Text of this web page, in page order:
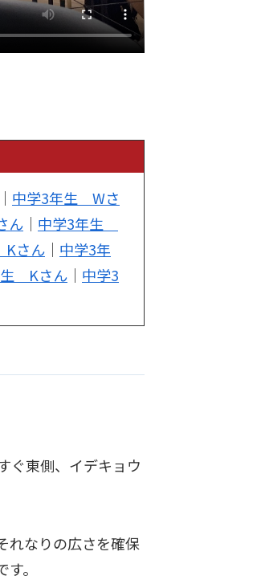
｜ 中学3年生 Wさ
ん ｜ 中学3年生
さん ｜ 中学3年
生 Kさん ｜ 中学3
ぐ東側、イデキョウ
れなりの広さを確保
。